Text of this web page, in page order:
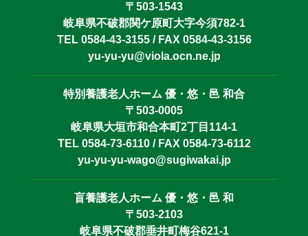
〒503-1543
岐阜県不破郡関ケ原町大字今須782-1
TEL 0584-43-3155 / FAX 0584-43-3156
yu-yu-yu@viola.ocn.ne.jp
特別養護老人ホーム 優・悠・邑 和合
〒503-0005
岐阜県大垣市和合本町2丁目114-1
TEL 0584-73-6110 / FAX 0584-73-6112
yu-yu-yu-wago@sugiwakai.jp
盲養護老人ホーム 優・悠・邑 和
〒503-2103
岐阜県不破郡垂井町梅谷621-1